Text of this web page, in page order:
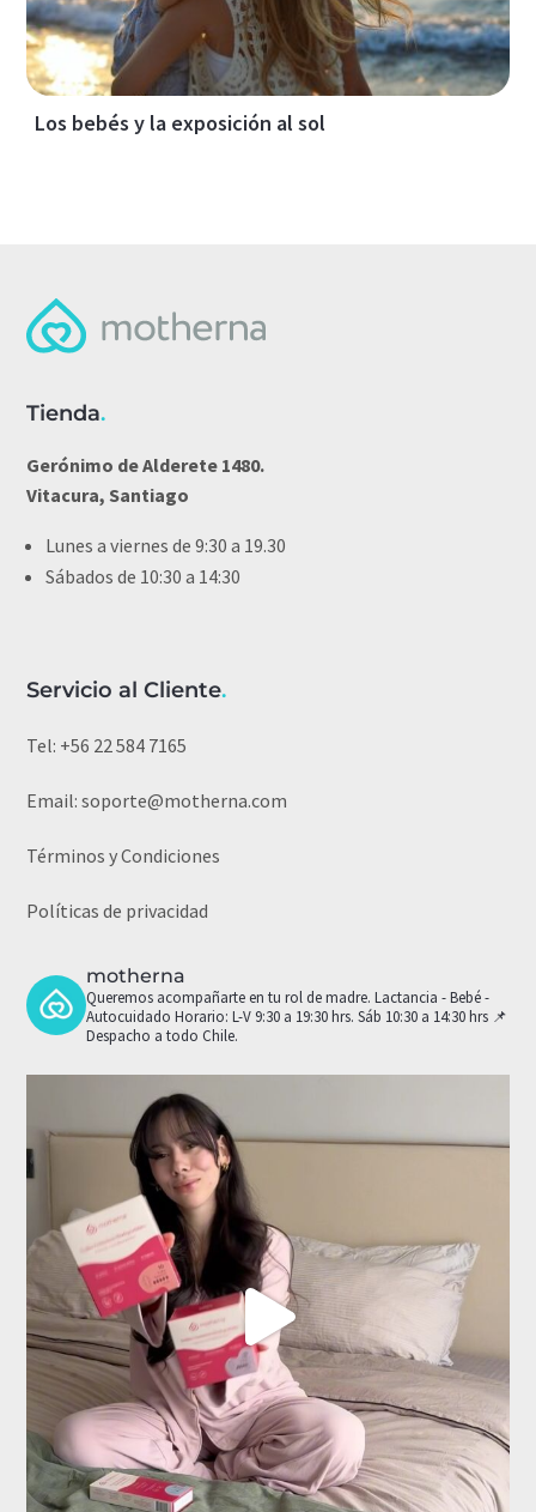
Los bebés y la exposición al sol
Tienda.
Gerónimo de Alderete 1480.
Vitacura, Santiago
Lunes a viernes de 9:30 a 19.30
Sábados de 10:30 a 14:30
Servicio al Cliente.
Tel: +56 22 584 7165
Email:soporte@motherna.com
Términos y Condiciones
Políticas de privacidad
motherna
Queremos acompañarte en tu rol de madre. Lactancia - Bebé -
Autocuidado Horario: L-V 9:30 a 19:30 hrs. Sáb 10:30 a 14:30 hrs 📌
Despacho a todo Chile.